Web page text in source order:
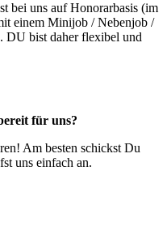
bei uns auf Honorarbasis (im
einem Minijob / Nebenjob /
DU bist daher flexibel und
für uns?
Am besten schickst Du
uns einfach an.